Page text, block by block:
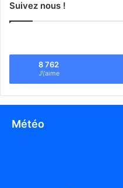
Suivez nous !
8 762
J\'aime
Météo